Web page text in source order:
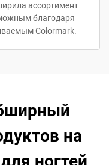
ассортимент
благодаря
Colormark.
на